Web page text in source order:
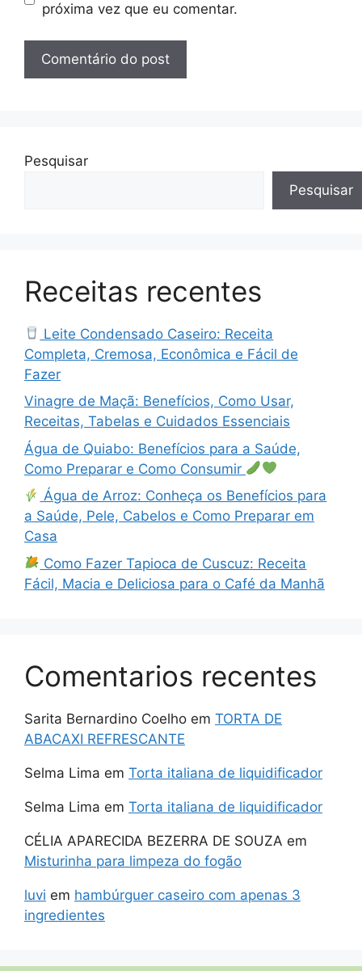
próxima vez que eu comentar.
Pesquisar
Pesquisar
Receitas recentes
Leite Condensado Caseiro: Receita
Completa, Cremosa, Econômica e Fácil de
Fazer
Vinagre de Maçã: Benefícios, Como Usar,
Receitas, Tabelas e Cuidados Essenciais
Água de Quiabo: Benefícios para a Saúde,
Como Preparar e Como Consumir
Água de Arroz: Conheça os Benefícios para
a Saúde, Pele, Cabelos e Como Preparar em
Casa
Como Fazer Tapioca de Cuscuz: Receita
Fácil, Macia e Deliciosa para o Café da Manhã
Comentarios recentes
Sarita Bernardino Coelho em TORTA DE
ABACAXI REFRESCANTE
Selma Lima em Torta italiana de liquidificador
Selma Lima em Torta italiana de liquidificador
CÉLIA APARECIDA BEZERRA DE SOUZA em
Misturinha para limpeza do fogão
luvi em hambúrguer caseiro com apenas 3
ingredientes